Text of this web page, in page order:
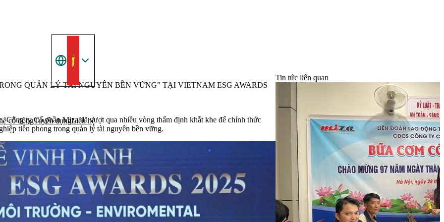
cổ đôngTuyển dụngLiên hệ
QUẢN LÝ TÀI NGUYÊN BỀN VỮNG" TẠI VIETNAM ESG AWARDS
ty Cổ phần Miza đã vượt qua nhiều vòng thẩm định khắt khe để chính thức
tiên phong trong quản lý tài nguyên bền vững.
Tin tức liên quan